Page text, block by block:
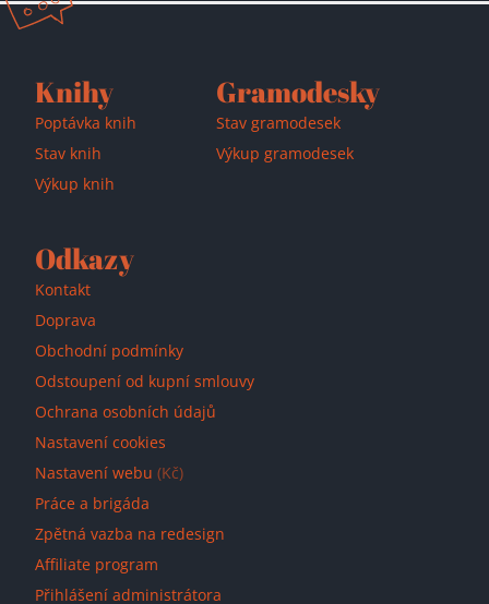
Knihy
Poptávka knih
Stav knih
Výkup knih
Gramodesky
Stav gramodesek
Výkup gramodesek
Odkazy
Kontakt
Doprava
Obchodní podmínky
Odstoupení od kupní smlouvy
Ochrana osobních údajů
Nastavení cookies
Nastavení webu (Kč)
Práce a brigáda
Zpětná vazba na redesign
Affiliate program
Přihlášení administrátora